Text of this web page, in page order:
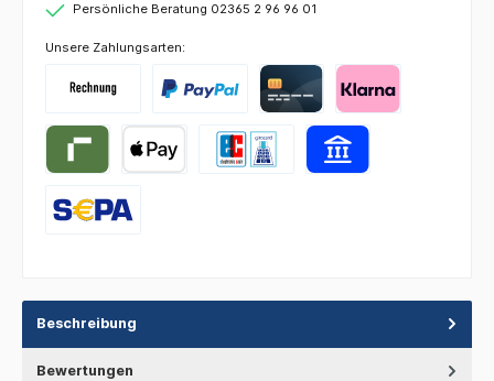
Persönliche Beratung 02365 2 96 96 01
Unsere Zahlungsarten:
Beschreibung
Bewertungen